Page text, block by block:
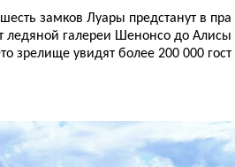
замков Луары предстанут в пра
ледяной галереи Шенонсо до Алисы
зрелище увидят более 200 000 гост